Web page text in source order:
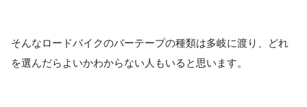
そんなロードバイクのバーテープの種類は多岐に渡り、どれ
を選んだらよいかわからない人もいると思います。